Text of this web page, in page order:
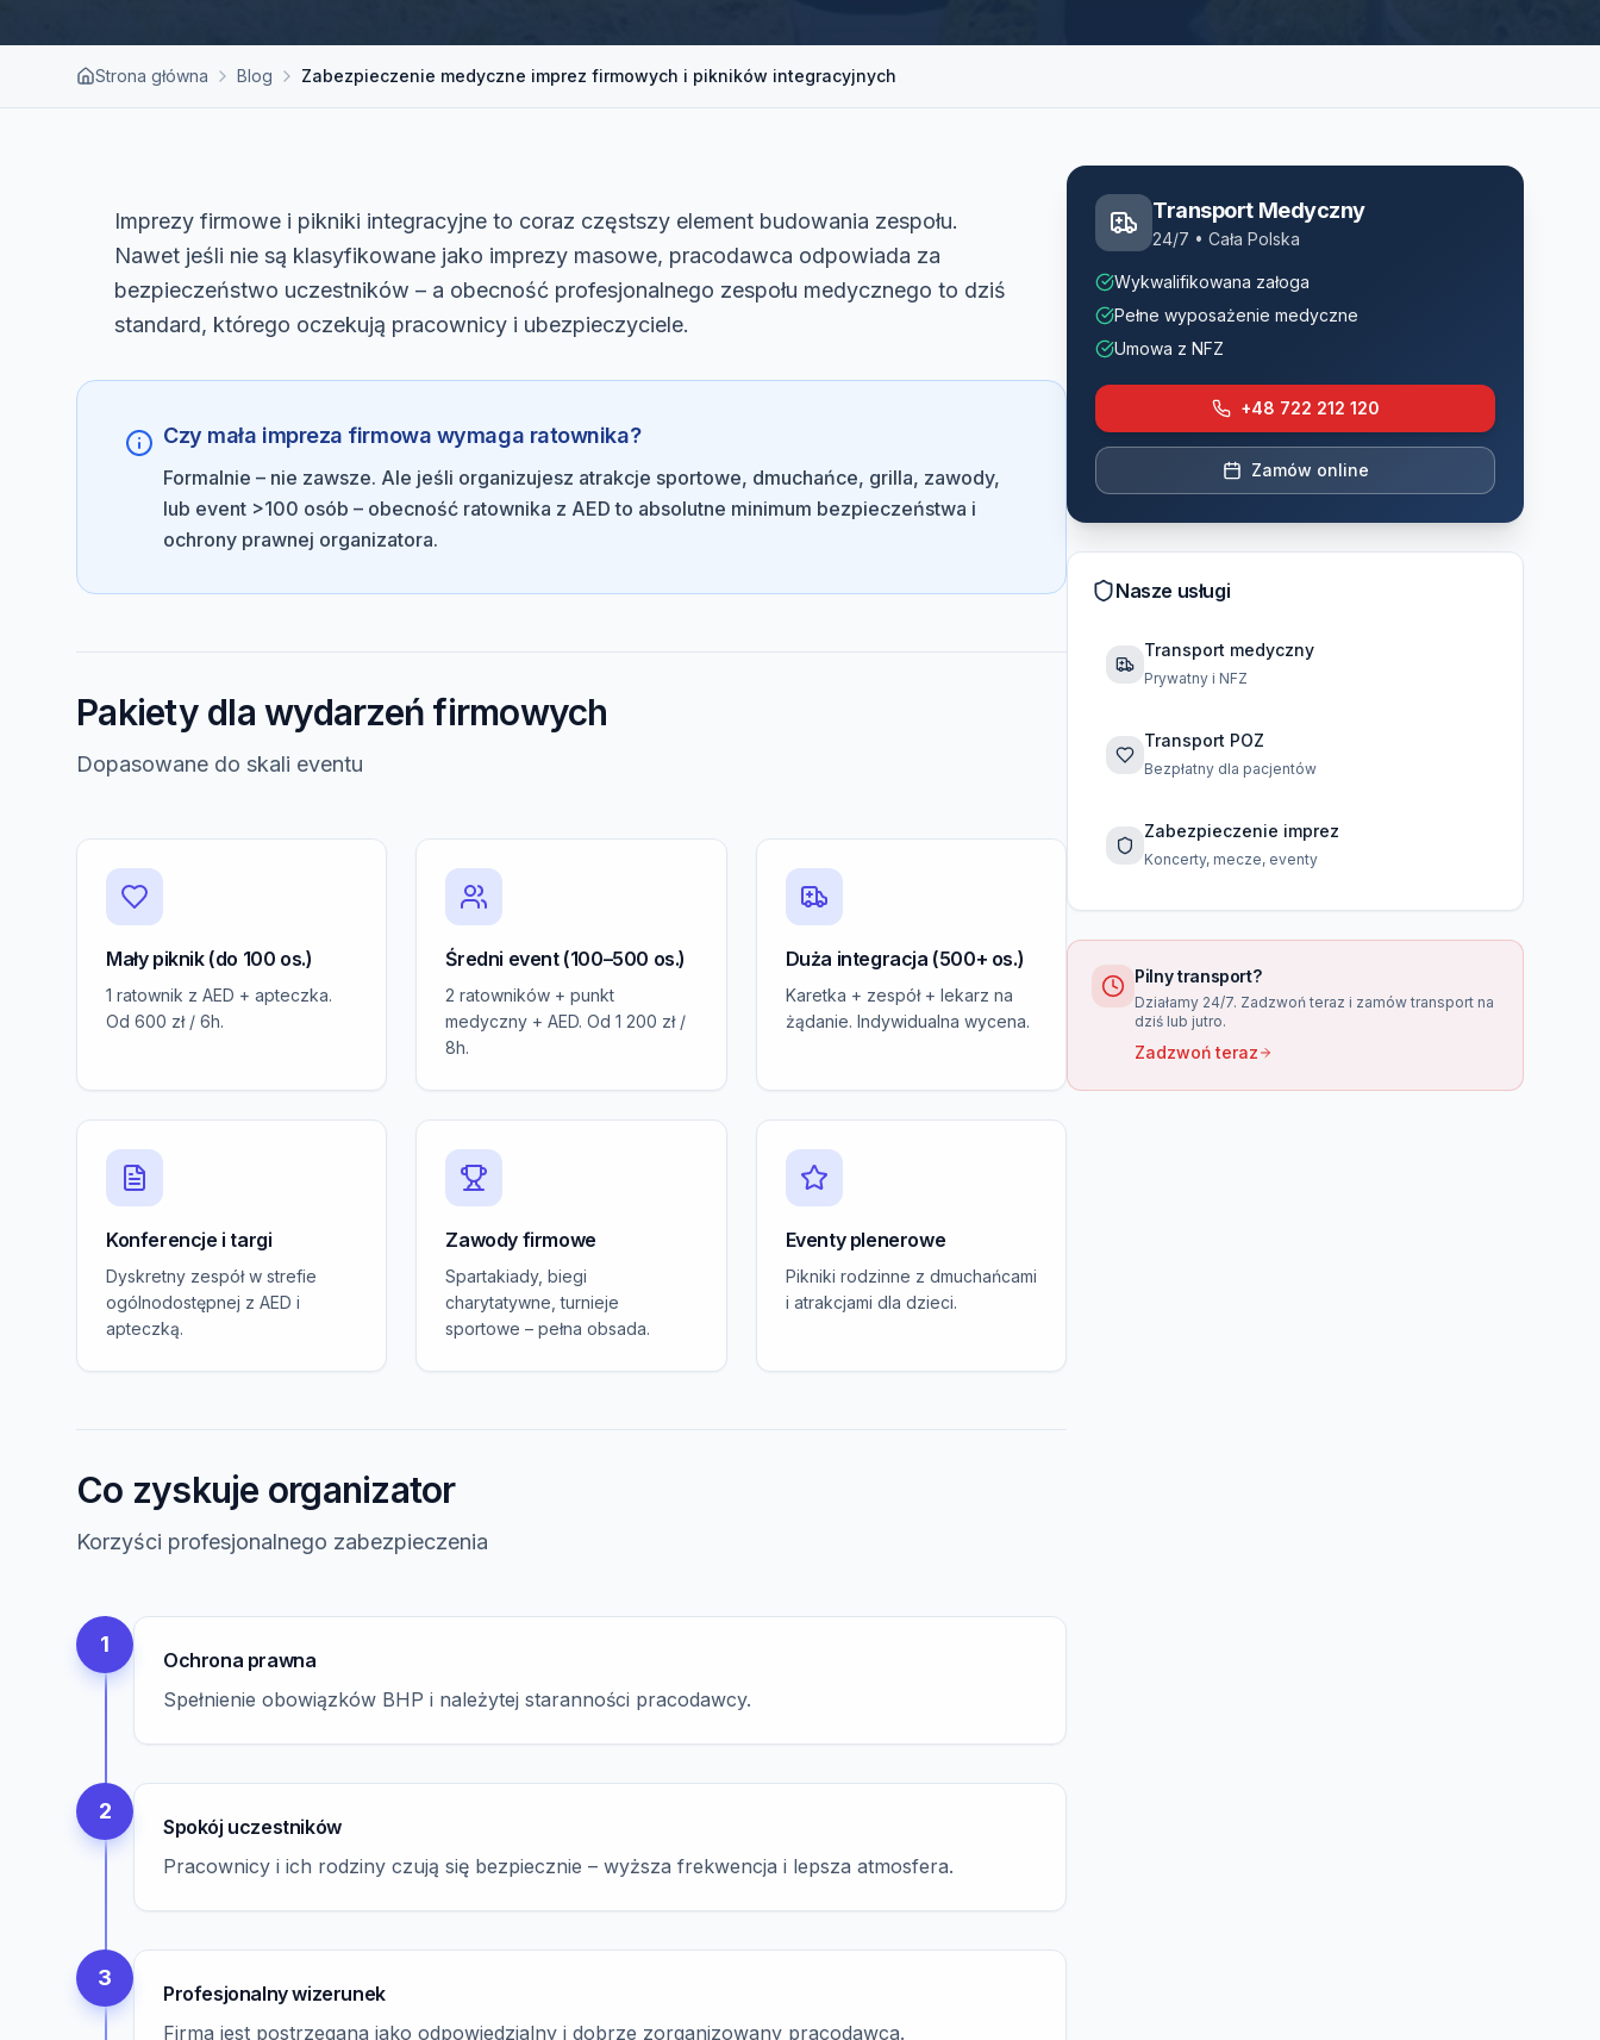
Strona główna Blog Zabezpieczenie medyczne imprez firmowych i pikników integracyjnych
Imprezy firmowe i pikniki integracyjne to coraz częstszy element budowania zespołu.
Nawet jeśli nie są klasyfikowane jako imprezy masowe, pracodawca odpowiada za
bezpieczeństwo uczestników – a obecność profesjonalnego zespołu medycznego to dziś
standard, którego oczekują pracownicy i ubezpieczyciele.
Czy mała impreza firmowa wymaga ratownika?
Formalnie – nie zawsze. Ale jeśli organizujesz atrakcje sportowe, dmuchańce, grilla, zawody,
lub event >100 osób – obecność ratownika z AED to absolutne minimum bezpieczeństwa i
ochrony prawnej organizatora.
Pakiety dla wydarzeń firmowych
Dopasowane do skali eventu
Mały piknik (do 100 os.)
1 ratownik z AED + apteczka.
Od 600 zł / 6h.
Średni event (100–500 os.)
2 ratowników + punkt
medyczny + AED. Od 1 200 zł /
8h.
Duża integracja (500+ os.)
Karetka + zespół + lekarz na
żądanie. Indywidualna wycena.
Konferencje i targi
Dyskretny zespół w strefie
ogólnodostępnej z AED i
apteczką.
Zawody firmowe
Spartakiady, biegi
charytatywne, turnieje
sportowe – pełna obsada.
Eventy plenerowe
Pikniki rodzinne z dmuchańcami
i atrakcjami dla dzieci.
Co zyskuje organizator
Korzyści profesjonalnego zabezpieczenia
1
Ochrona prawna
Spełnienie obowiązków BHP i należytej staranności pracodawcy.
2
Spokój uczestników
Pracownicy i ich rodziny czują się bezpiecznie – wyższa frekwencja i lepsza atmosfera.
3
Profesjonalny wizerunek
Firma jest postrzegana jako odpowiedzialny i dobrze zorganizowany pracodawca.
Transport Medyczny
24/7 • Cała Polska
Wykwalifikowana załoga
Pełne wyposażenie medyczne
Umowa z NFZ
+48 722 212 120
Zamów online
Nasze usługi
Transport medyczny
Prywatny i NFZ
Transport POZ
Bezpłatny dla pacjentów
Zabezpieczenie imprez
Koncerty, mecze, eventy
Pilny transport?
Działamy 24/7. Zadzwoń teraz i zamów transport na
dziś lub jutro.
Zadzwoń teraz